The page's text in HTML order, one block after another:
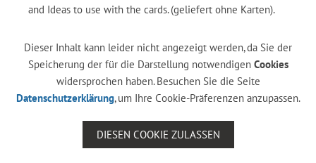
and Ideas to use with the cards. (geliefert ohne Karten).
Dieser Inhalt kann leider nicht angezeigt werden, da Sie der
Speicherung der für die Darstellung notwendigen Cookies
widersprochen haben. Besuchen Sie die Seite
Datenschutzerklärung, um Ihre Cookie-Präferenzen anzupassen.
DIESEN COOKIE ZULASSEN